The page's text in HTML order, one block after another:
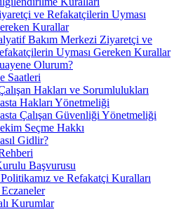
ve Refakatçilerin Uyması
Kurallar
Bakım Merkezi Ziyaretçi ve
Uyması Gereken Kurallar
Olurum?
Saatleri
Hakları ve Sorumlulukları
Hakları Yönetmeliği
Çalışan Güvenliği Yönetmeliği
Seçme Hakkı
Gidlir?
Başvurusu
ve Refakatçi Kuralları
Kurumlar